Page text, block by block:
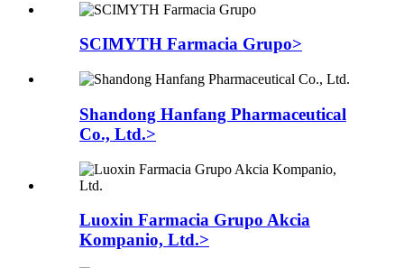
SCIMYTH Farmacia Grupo>
Shandong Hanfang Pharmaceutical
Co., Ltd.>
Luoxin Farmacia Grupo Akcia
Kompanio, Ltd.>